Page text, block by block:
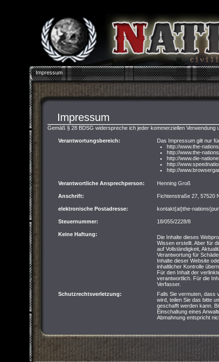
Impressum
Impressum
Gemäß § 28 BDSG widerspreche ich jeder kommerziellen Verwendung
Verantwortungsbereich:
Das Impressum gilt nur
http://www.the-
http://www.the-
http://www.die-
http://
http://
Verantwortliche Ansprechperson: Henning Groß
Anschrift: Fichtenstraße 27, 57520
elektronische Postadresse: kontakt{at}the-
Steuernummer: 18/055/2228/8
Keine Haftung:
Die Inhalte dieses
Wissen erstellt. Aber für
auf Vollständigkeit,
Verantwortung für
Inhalte dieser Website
inhaltlicher Kontrolle
Für den Inhalt der
verantwortlich. Für die
Verfasser.
Schutzrechtsverletzung:
Falls Sie vermuten, dass
wird, teilen Sie das bitte
geschafft werden kann.
Einschaltung eines
Abmahnung entspricht